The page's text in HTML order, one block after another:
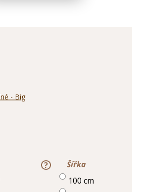
Šířka
100 cm